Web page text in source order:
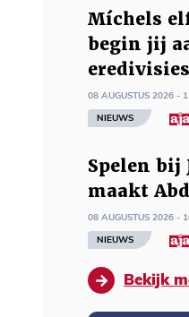
Míchels
begin jij
08 AUGUSTUS 2026 -
NIEUWS
Spelen bij
maakt
08 AUGUSTUS 2026 -
NIEUWS
Bekijk